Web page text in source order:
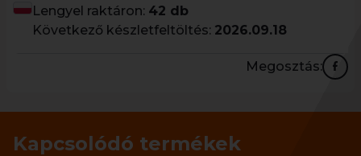
Lengyel raktáron: 42 db
Következő készletfeltöltés: 2026.09.18
Megosztás:
Kapcsolódó termékek